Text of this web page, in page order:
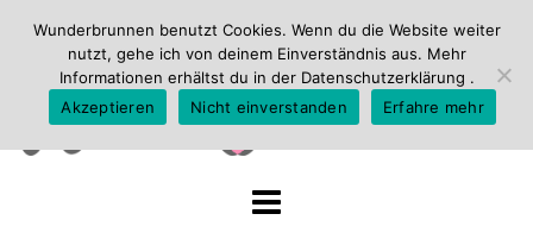
Wunderbrunnen benutzt Cookies. Wenn du die Website weiter
nutzt, gehe ich von deinem Einverständnis aus. Mehr
Informationen erhältst du in der Datenschutzerklärung .
Akzeptieren
Nicht einverstanden Erfahre mehr